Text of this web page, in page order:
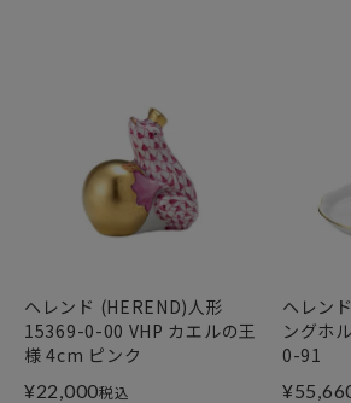
ヘレンド (HEREND)人形
15369-0-00 VHP カエルの王
様 4cm ピンク
¥22,000税込
ヘレン
ングホ
0-91
¥